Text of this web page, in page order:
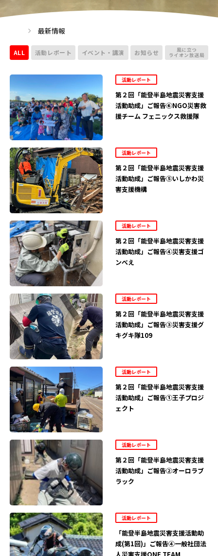
最新情報
ALL 活動レポート イベント・講演 お知らせ 風に立つ
ライオン放送局
活動レポート
第２回「能登半島地震災害支援
活動助成」ご報告⑥NGO災害救
援チーム フェニックス救援隊
活動レポート
第２回「能登半島地震災害支援
活動助成」ご報告⑤いしかわ災
害支援機構
活動レポート
第２回「能登半島地震災害支援
活動助成」ご報告④災害支援ゴ
ンべえ
活動レポート
第２回「能登半島地震災害支援
活動助成」ご報告③災害支援グ
キグキ隊109
活動レポート
第２回「能登半島地震災害支援
活動助成」ご報告①王子プロジ
ェクト
活動レポート
第２回「能登半島地震災害支援
活動助成」ご報告②オーロラブ
ラック
活動レポート
「能登半島地震災害支援活動助
成(第1回)」ご報告④一般社団法
人災害支援ONE TEAM